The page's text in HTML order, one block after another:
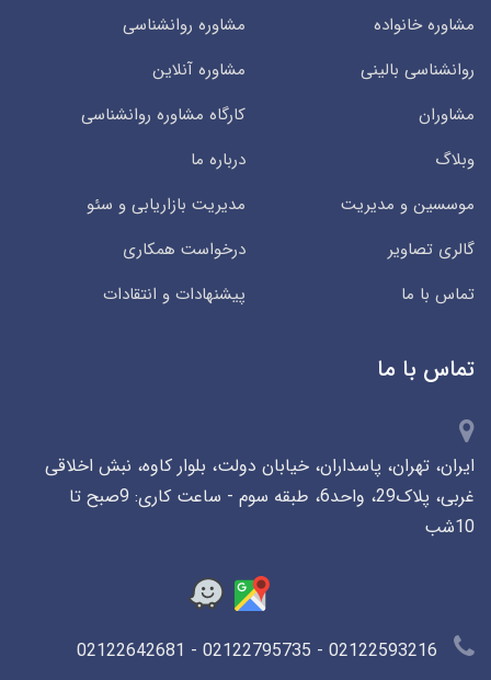
مشاوره خانواده
مشاوره روانشناسی
روانشناسی بالینی
مشاوره آنلاین
مشاوران
کارگاه مشاوره روانشناسی
وبلاگ
درباره ما
موسسین و مدیریت
مدیریت بازاریابی و سئو
گالری تصاویر
درخواست همکاری
تماس با ما
پیشنهادات و انتقادات
تماس با ما
ایران، تهران، پاسداران، خیابان دولت، بلوار کاوه، نبش اخلاقی
غربی، پلاک29، واحد6، طبقه سوم - ساعت کاری: 9صبح تا
10شب